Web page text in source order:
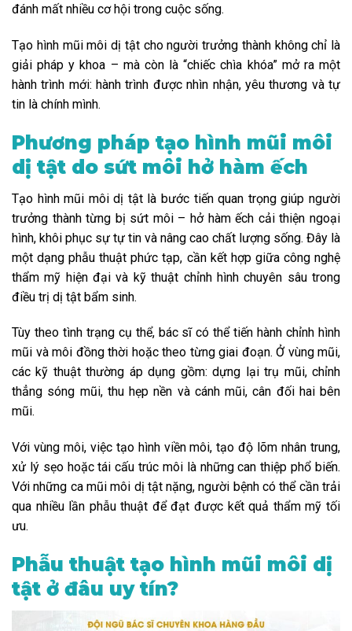
đánh mất nhiều cơ hội trong cuộc sống.
Tạo hình mũi môi dị tật cho người trưởng thành không chỉ là
giải pháp y khoa – mà còn là “chiếc chìa khóa” mở ra một
hành trình mới: hành trình được nhìn nhận, yêu thương và tự
tin là chính mình.
Phương pháp tạo hình mũi môi
dị tật do sứt môi hở hàm ếch
Tạo hình mũi môi dị tật là bước tiến quan trọng giúp người
trưởng thành từng bị sứt môi – hở hàm ếch cải thiện ngoại
hình, khôi phục sự tự tin và nâng cao chất lượng sống. Đây là
một dạng phẫu thuật phức tạp, cần kết hợp giữa công nghệ
thẩm mỹ hiện đại và kỹ thuật chỉnh hình chuyên sâu trong
điều trị dị tật bẩm sinh.
Tùy theo tình trạng cụ thể, bác sĩ có thể tiến hành chỉnh hình
mũi và môi đồng thời hoặc theo từng giai đoạn. Ở vùng mũi,
các kỹ thuật thường áp dụng gồm: dựng lại trụ mũi, chỉnh
thẳng sóng mũi, thu hẹp nền và cánh mũi, cân đối hai bên
mũi.
Với vùng môi, việc tạo hình viền môi, tạo độ lõm nhân trung,
xử lý sẹo hoặc tái cấu trúc môi là những can thiệp phổ biến.
Với những ca mũi môi dị tật nặng, người bệnh có thể cần trải
qua nhiều lần phẫu thuật để đạt được kết quả thẩm mỹ tối
ưu.
Phẫu thuật tạo hình mũi môi dị
tật ở đâu uy tín?